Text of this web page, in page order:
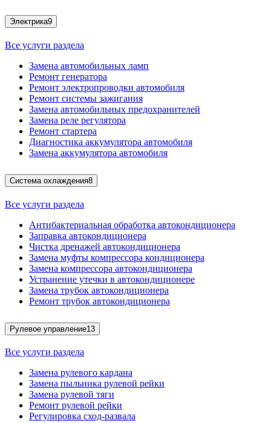
Электрика9
Все услуги раздела
Замена автомобильных ламп
Ремонт генератора
Ремонт электропроводки автомобиля
Ремонт системы зажигания
Замена автомобильных предохранителей
Замена реле регулятора
Ремонт стартера
Диагностика аккумулятора автомобиля
Замена аккумулятора автомобиля
Система охлаждения8
Все услуги раздела
Антибактериальная обработка автокондиционера
Заправка автокондиционера
Чистка дренажей автокондиционера
Замена муфты компрессора кондиционера
Замена компрессора автокондиционера
Устранение утечки в автокондиционере
Замена трубок автокондиционера
Ремонт трубок автокондиционера
Рулевое управление13
Все услуги раздела
Замена рулевого кардана
Замена пыльника рулевой рейки
Замена рулевой тяги
Ремонт рулевой рейки
Регулировка сход-развала